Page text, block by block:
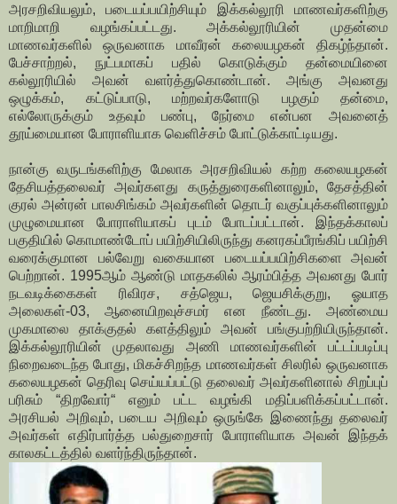
அரசறிவியலும், படையப்பயிற்சியும் இக்கல்லூரி மாணவர்களிற்கு
மாறிமாறி வழங்கப்பட்டது. அக்கல்லூரியின் முதன்மை
மாணவர்களில் ஒருவனாக மாவீரன் கலையழகன் திகழ்ந்தான்.
பேச்சாற்றல், நுட்பமாகப் பதில் கொடுக்கும் தன்மையினை
கல்லூரியில் அவன் வளர்த்துகொண்டான். அங்கு அவனது
ஒழுக்கம், கட்டுப்பாடு, மற்றவர்களோடு பழகும் தன்மை,
எல்லோருக்கும் உதவும் பண்பு, நேர்மை என்பன அவனைத்
தூய்மையான போராளியாக வெளிச்சம் போட்டுக்காட்டியது.
நான்கு வருடங்களிற்கு மேலாக அரசறிவியல் கற்ற கலையழகன்
தேசியத்தலைவர் அவர்களது கருத்துரைகளினாலும், தேசத்தின்
குரல் அன்ரன் பாலசிங்கம் அவர்களின் தொடர் வகுப்புக்களினாலும்
முழுமையான போராளியாகப் புடம் போடப்பட்டான். இந்தக்காலப்
பகுதியில் கொமாண்டோப் பயிற்சியிலிருந்து கனரகப்பீரங்கிப் பயிற்சி
வரைக்குமான பல்வேறு வகையான படையப்பயிற்சிகளை அவன்
பெற்றான். 1995ஆம் ஆண்டு மாதகலில் ஆரம்பித்த அவனது போர்
நடவடிக்கைகள் ரிவிரச, சத்ஜெய, ஜெயசிக்குறு, ஓயாத
அலைகள்-03, ஆனையிறவுச்சமர் என நீண்டது. அண்மைய
முகமாலை தாக்குதல் களத்திலும் அவன் பங்குபற்றியிருந்தான்.
இக்கல்லூரியின் முதலாவது அணி மாணவர்களின் பட்டப்படிப்பு
நிறைவடைந்த போது, மிகச்சிறந்த மாணவர்கள் சிலரில் ஒருவனாக
கலையழகன் தெரிவு செய்யப்பட்டு தலைவர் அவர்களினால் சிறப்புப்
பரிசும் “திறவோர்“ எனும் பட்ட வழங்கி மதிப்பளிக்கப்பட்டான்.
அரசியல் அறிவும், படைய அறிவும் ஒருங்கே இணைந்து தலைவர்
அவர்கள் எதிர்பார்த்த பல்துறைசார் போராளியாக அவன் இந்தக்
காலகட்டத்தில் வளர்ந்திருந்தான்.